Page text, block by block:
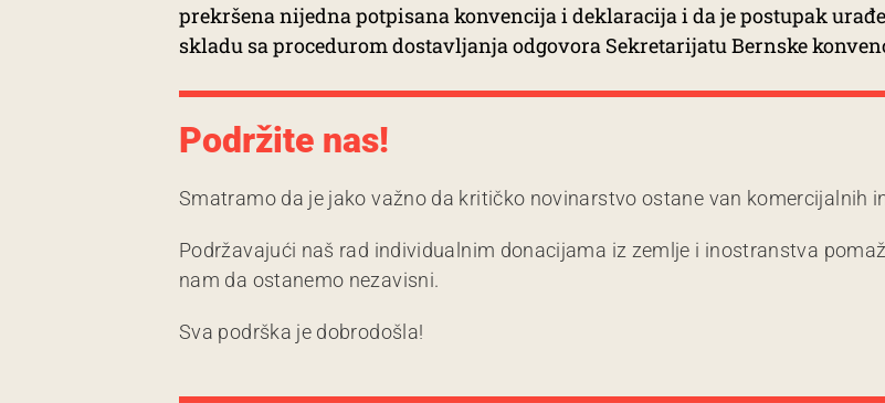
prekršena nijedna potpisana konvencija i deklaracija i da je postupak
skladu sa procedurom dostavljanja odgovora Sekretarijatu Bernske
Podržite nas!
Smatramo da je jako važno da kritičko novinarstvo ostane van komercijalnih
Podržavajući naš rad individualnim donacijama iz zemlje i inostranstva
nam da ostanemo nezavisni.
Sva podrška je dobrodošla!